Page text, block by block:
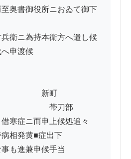
奥書御役所ニおゐて御下
衛ニ為持本衛方へ遣し候
申渡候
部
寒症ニ而申上候処追々
相発黄■症出下
も進兼申候手当